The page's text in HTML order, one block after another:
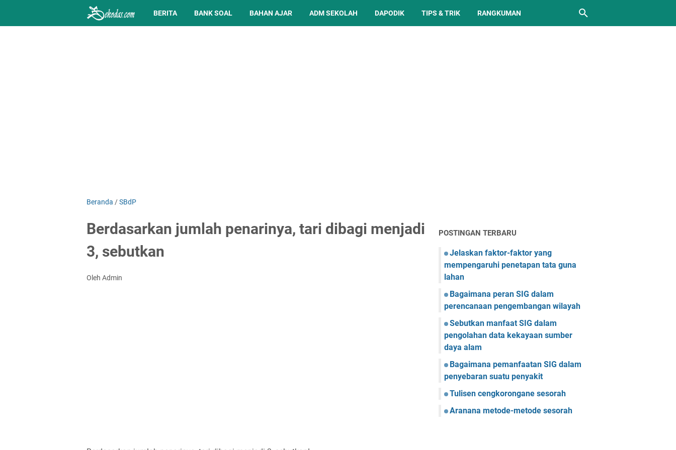
BERITA BANK SOAL BAHAN AJAR ADM SEKOLAH DAPODIK TIPS & TRIK RANGKUMAN
Beranda /SBdP
Berdasarkan jumlah penarinya, tari dibagi menjadi
3, sebutkan
Oleh Admin
POSTINGAN TERBARU
Jelaskan faktor-faktor yang
mempengaruhi penetapan tata guna
lahan
Bagaimana peran SIG dalam
perencanaan pengembangan wilayah
Sebutkan manfaat SIG dalam
pengolahan data kekayaan sumber
daya alam
Bagaimana pemanfaatan SIG dalam
penyebaran suatu penyakit
Tulisen cengkorongane sesorah
Aranana metode-metode sesorah